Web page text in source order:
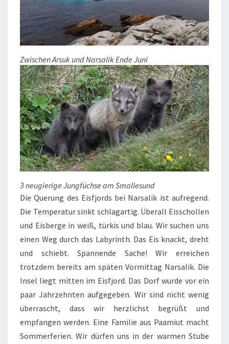
Zwischen Arsuk und Narsalik Ende Juni
3 neugierige Jungfüchse am Smallesund
Die Querung des Eisfjords bei Narsalik ist aufregend.
Die Temperatur sinkt schlagartig. Überall Eisschollen
und Eisberge in weiß, türkis und blau. Wir suchen uns
einen Weg durch das Labyrinth. Das Eis knackt, dreht
und schiebt. Spannende Sache! Wir erreichen
trotzdem bereits am späten Vormittag Narsalik. Die
Insel liegt mitten im Eisfjord. Das Dorf wurde vor ein
paar Jahrzehnten aufgegeben. Wir sind nicht wenig
überrascht, dass wir herzlichst begrüßt und
empfangen werden. Eine Familie aus Paamiut macht
Sommerferien. Wir dürfen uns in der warmen Stube